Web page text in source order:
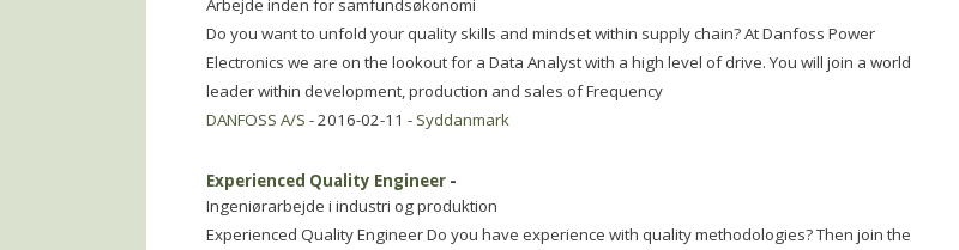
Arbejde inden for samfundsøkonomi
Do you want to unfold your quality skills and mindset within supply chain? At Danfoss Power
Electronics we are on the lookout for a Data Analyst with a high level of drive. You will join a world
leader within development, production and sales of Frequency
DANFOSS A/S - 2016-02-11 - Syddanmark
Experienced Quality Engineer -
Ingeniørarbejde i industri og produktion
Experienced Quality Engineer Do you have experience with quality methodologies? Then join the